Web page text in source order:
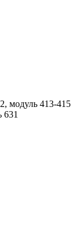
модуль 413-415
631